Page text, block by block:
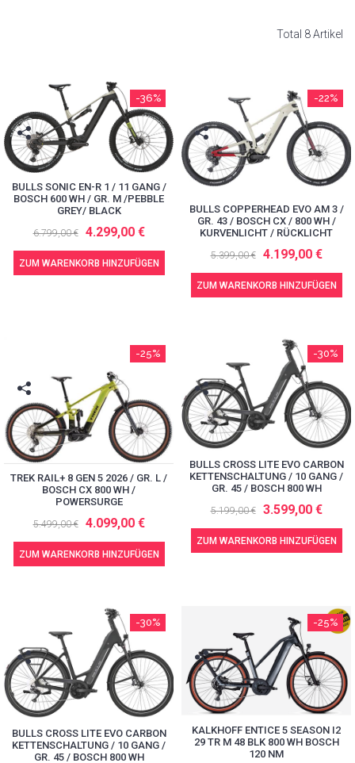
Total 8 Artikel
-36%
BULLS SONIC EN-R 1 / 11 GANG /
BOSCH 600 WH / GR. M /PEBBLE
GREY/ BLACK
6.799,00 € 4.299,00 €
ZUM WARENKORB HINZUFÜGEN
-22%
BULLS COPPERHEAD EVO AM 3 /
GR. 43 / BOSCH CX / 800 WH /
KURVENLICHT / RÜCKLICHT
5.399,00 € 4.199,00 €
ZUM WARENKORB HINZUFÜGEN
-25%
TREK RAIL+ 8 GEN 5 2026 / GR. L /
BOSCH CX 800 WH /
POWERSURGE
5.499,00 € 4.099,00 €
ZUM WARENKORB HINZUFÜGEN
-30%
BULLS CROSS LITE EVO CARBON
KETTENSCHALTUNG / 10 GANG /
GR. 45 / BOSCH 800 WH
5.199,00 € 3.599,00 €
ZUM WARENKORB HINZUFÜGEN
-30%
BULLS CROSS LITE EVO CARBON
KETTENSCHALTUNG / 10 GANG /
GR. 45 / BOSCH 800 WH
-25%
KALKHOFF ENTICE 5 SEASON I2
29 TR M 48 BLK 800 WH BOSCH
120 NM